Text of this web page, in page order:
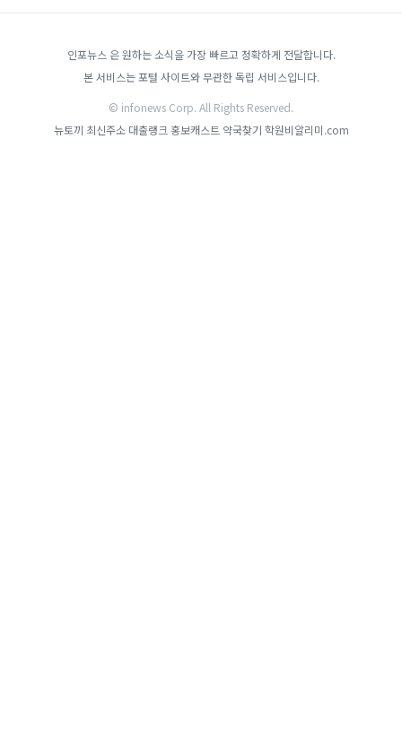
인포뉴스 은 원하는 소식을 가장 빠르고 정확하게 전달합니다.
본 서비스는 포털 사이트와 무관한 독립 서비스입니다.
© infonews Corp. All Rights Reserved.
뉴토끼 최신주소 대출랭크 홍보캐스트 약국찾기 학원비알리미.com